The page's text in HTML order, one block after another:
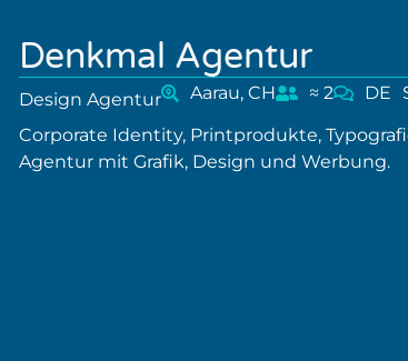
Denkmal Agentur
Design Agentur Aarau, CH ≈ 2 DE
Corporate Identity, Printprodukte,
Agentur mit Grafik, Design und Werbung.